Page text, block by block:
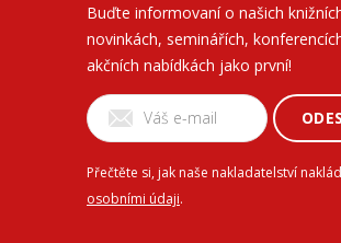
Buďte informovaní o našich
novinkách, seminářích,
akčních nabídkách jako první!
Přečtěte si, jak naše nakladatelství
osobními údaji.